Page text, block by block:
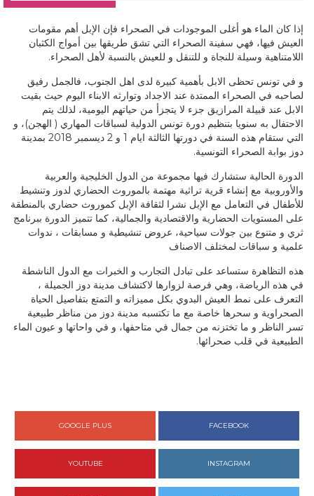
إذا كان الماء هو أغلى الموجودات في الصحراء فإن الإبل أهم مقومات
العيش فيها، فهي سفينة الصحراء التي تشق طريقها بين أمواج الكثبان
اللامتناهية وسيلة للنجاة و للتنقل و للعيش بالنسبة لأهل الصحراء.
و في تونس تحظى الابل بأهمية كبيرة لدى اهل الجنوب، فالجمل رفيق
لصاحبه في الصحراء الممتدة عند الاجداد وتوارثه الابناء اليوم حيث بقيت
الابل عند قبيلة المرازيق جزء لا يتجزأ من حياتهم اليومية، لذلك يتم
الاحتفال به سنويا بتنظيم دورة تونس الدولية لسباقات المهاري ( الهجن)، و
التي ستقام هذه السنة في دورتها الثالثة ايام 1 و 2 ديسمبر 2018 بمدينة
دوز بوابة الصحراء التونسية.
الدورة الحالية ستشارك فيها مجموعة من الدول الخليجية والعربية
والأوروبية مع إنشاء قرية تراثية مهتمة بالموروث الحضاري لدوز وتنشيط
للأطفال في التعامل مع الإبل نشرا لثقافة الإبل كموروث حضاري بالمنطقة
على المستويات الحضارية والاقتصادية والجمالية، كما تتميز الدورة ببرنامج
ثري و متنوع بين جولات سياحية، عروض تنشيطية و مسابقات ، ندوات
علمية و سباقات لمختلف الاصناف
هذه التظاهرة ستساعد على تبادل التجارب و الخبرات مع الدول الناشطة
في هذه الرياضة، وهي فرصة لزوارها لاكتشاف مدينة دوز الجميلة ،
التعرف على نمط العيش البدوي بكل مميزاته و التمتع بتفاصيل الحياة
الصحراوية و سحرها خاصة مع ما تكتسبه مدينة دوز من مناظر طبيعية
تسر الناظر و ما تختزنه من جمال في متاحفها، و في واحاتها و عيون الماء
الطبيعية في قلب صحرائها.
FACEBOOK
GOOGLE PLUS
INSTAGRAM
YOUTUBE